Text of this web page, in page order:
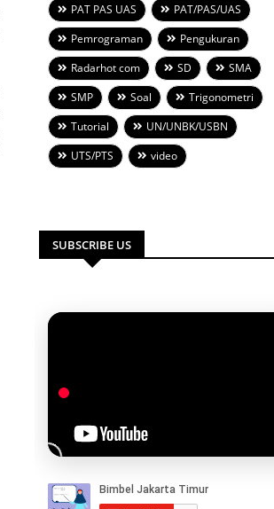
PAT PAS UAS
PAT/PAS/UAS
Pemrograman
Pengukuran
Radarhot com
SD
SMA
SMP
Soal
Trigonometri
Tutorial
UN/UNBK/USBN
UTS/PTS
video
SUBSCRIBE US